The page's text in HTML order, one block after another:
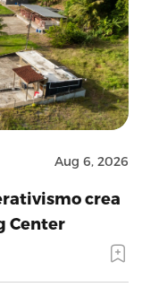
Aug 6, 2026
crea
Center